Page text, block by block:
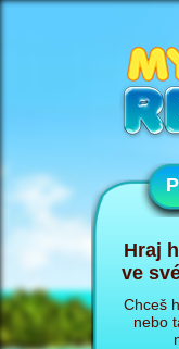
Hraj
ve
Chceš
nebo